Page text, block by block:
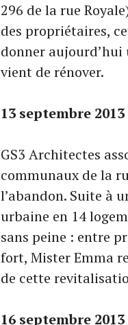
296 de la rue
des propriétaires,
donner
vient de rénover.
13 septembre
GS3 Architectes
communaux de la
l’abandon. Suite à
urbaine en 14
sans peine : entre
fort, Mister Emma
de cette
16 septembre